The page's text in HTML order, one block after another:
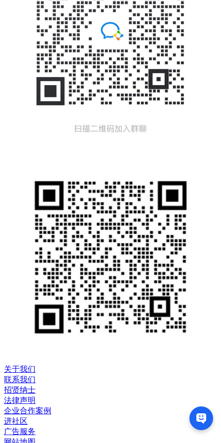
关于我们
联系我们
招贤纳士
法律声明
企业合作案例
进社区
广告服务